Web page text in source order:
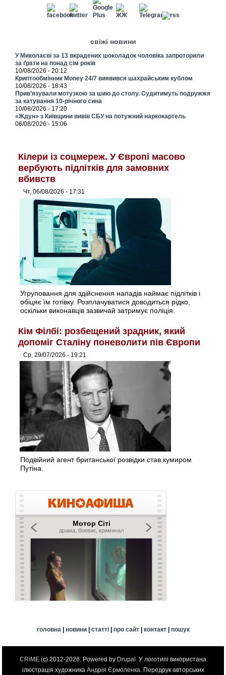
свіжі новини
У Миколаєві за 13 вкрадених шоколадок чоловіка запроторили
за ґрати на понад сім років
10/08/2026 - 20:12
Криптообмінник Money 24/7 виявився шахрайським кублом
10/08/2026 - 18:43
Прив’язували мотузкою за шию до столу. Судитимуть подружжя
за катування 10-річного сина
10/08/2026 - 17:20
«Ждун» з Київщини вивів СБУ на потужний наркокартель
06/08/2026 - 15:06
Кілери із соцмереж. У Європі масово
вербують підлітків для замовних
вбивств
Чт, 06/08/2026 - 17:31
Угруповання для здійснення нападів наймає підлітків і
обіцяє їм готівку. Розплачуватися доводиться рідко,
оскільки виконавців зазвичай затримує поліція.
Кім Філбі: розбещений зрадник, який
допоміг Сталіну поневолити пів Європи
Ср, 29/07/2026 - 19:21
Подвійний агент британської розвідки став кумиром
Путіна.
головна| новини| статті| про сайт| контакт| пошук
CRiME (c) 2012-2026. Powered by Drupal . У логотипі використана
ілюстрація художника Андрія Єрмоленка. Передрук авторських